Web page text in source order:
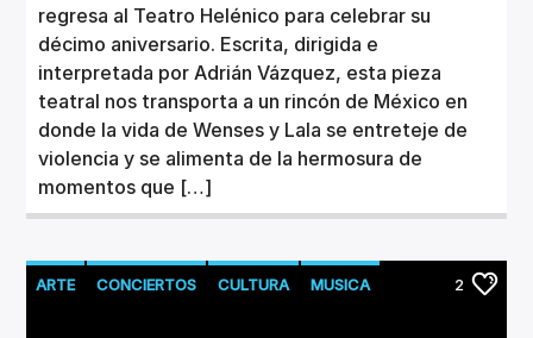
regresa al Teatro Helénico para celebrar su
décimo aniversario. Escrita, dirigida e
interpretada por Adrián Vázquez, esta pieza
teatral nos transporta a un rincón de México en
donde la vida de Wenses y Lala se entreteje de
violencia y se alimenta de la hermosura de
momentos que […]
ARTE CONCIERTOS CULTURA MUSICA 2